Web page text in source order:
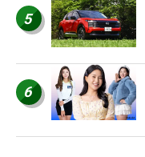
5
6